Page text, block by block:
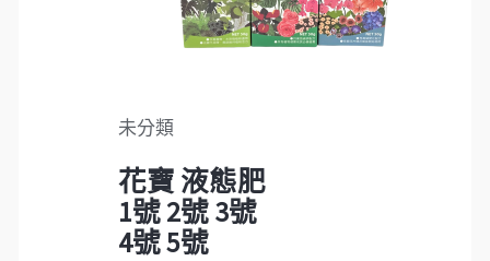
未分類
花寶 液態肥
1號 2號 3號
4號 5號